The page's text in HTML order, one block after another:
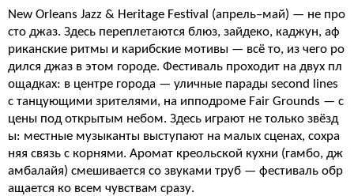
New Orleans Jazz & Heritage Festival (апрель–май) — не про
сто джаз. Здесь переплетаются блюз, зайдеко, каджун, аф
риканские ритмы и карибские мотивы — всё то, из чего ро
дился джаз в этом городе. Фестиваль проходит на двух пл
ощадках: в центре города — уличные парады second lines
с танцующими зрителями, на ипподроме Fair Grounds — с
цены под открытым небом. Здесь играют не только звёзд
ы: местные музыканты выступают на малых сценах, сохра
няя связь с корнями. Аромат креольской кухни (гамбо, дж
амбалайя) смешивается со звуками труб — фестиваль обр
ащается ко всем чувствам сразу.